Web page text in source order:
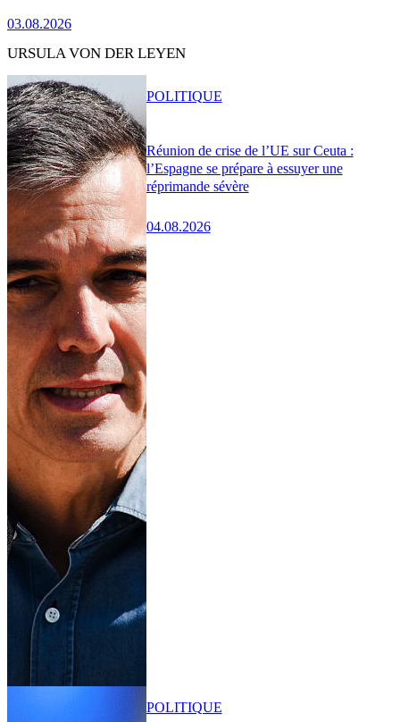
03.08.2026
URSULA VON DER LEYEN
Réunion de crise de l’UE sur Ceuta :
l’Espagne se prépare à essuyer une
réprimande sévère
04.08.2026
POLITIQUE
POLITIQUE